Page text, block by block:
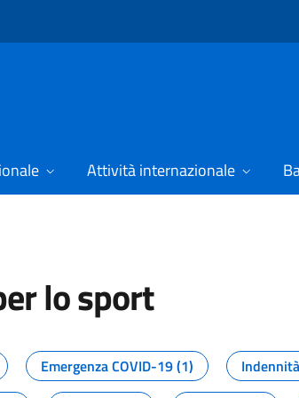
Attività internazionale
lo sport
dal Dipartimento
Emergenza COVID-19 (1)